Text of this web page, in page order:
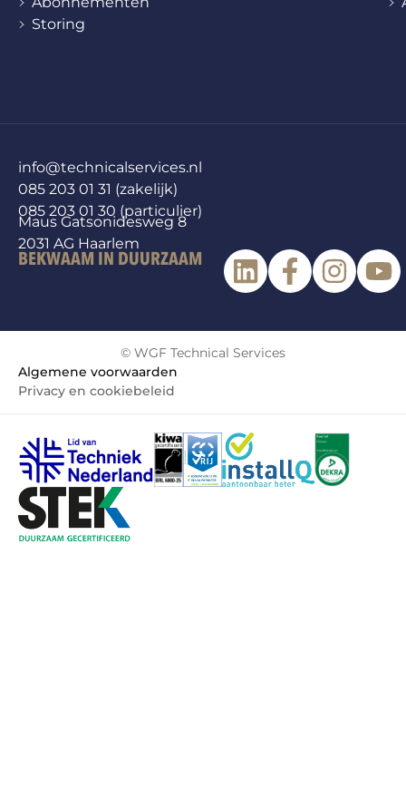
Storing
info@technicalservices.nl
085 203 01 31 (zakelijk)
085 203 01 30 (particulier)
Maus Gatsonidesweg 8
2031 AG Haarlem
BEKWAAM IN DUURZAAM
© WGF Technical Services
Algemene voorwaarden
Privacy en cookiebeleid